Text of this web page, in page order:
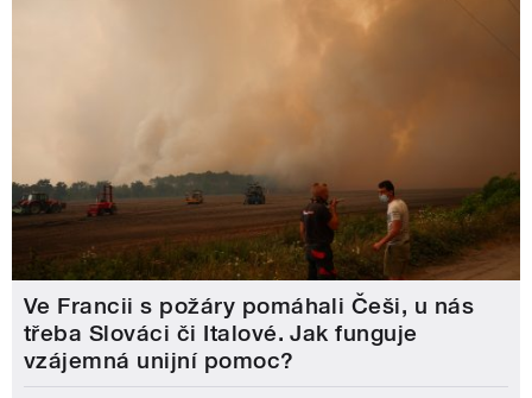
Ve Francii s požáry pomáhali Češi, u nás
třeba Slováci či Italové. Jak funguje
vzájemná unijní pomoc?